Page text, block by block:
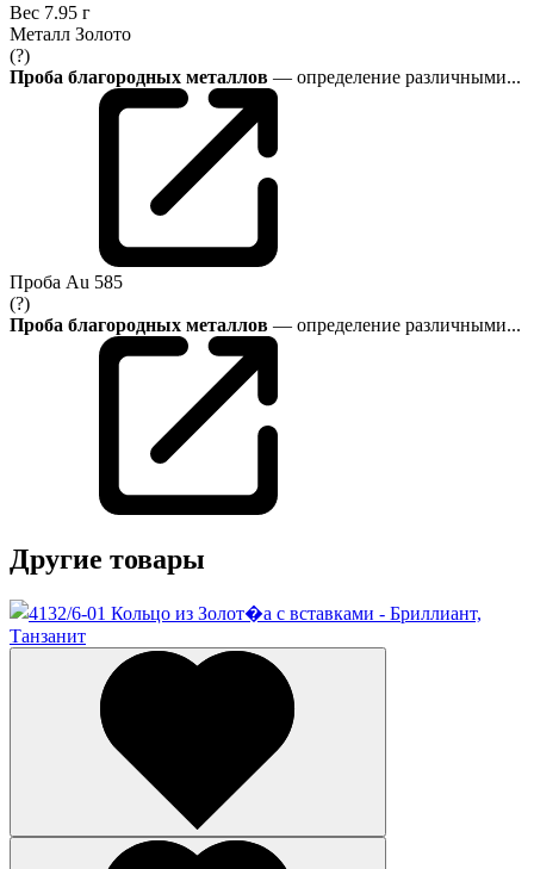
Вес 7.95 г
Металл Золото
(?)
Проба благородных металлов — определение различными...
Проба Au 585
(?)
Проба благородных металлов — определение различными...
Другие товары